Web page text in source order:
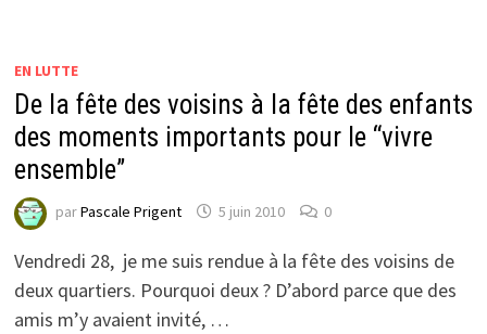
EN LUTTE
De la fête des voisins à la fête des enfants
des moments importants pour le “vivre
ensemble”
parPascale Prigent 5 juin 2010 0
Vendredi 28, je me suis rendue à la fête des voisins de
deux quartiers. Pourquoi deux ? D’abord parce que des
amis m’y avaient invité, …